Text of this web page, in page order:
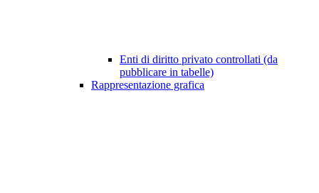
Enti di diritto privato controllati (da
pubblicare in tabelle)
Rappresentazione grafica